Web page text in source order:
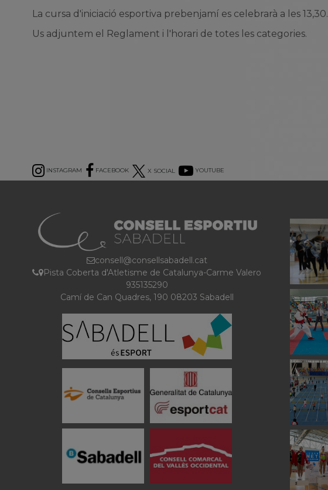
La cursa d'iniciació esportiva prebenjamí es celebrarà a les 13,30.
Us adjuntem el Reglament i l'horari de totes les categories.
INSTAGRAM FACEBOOK X SOCIAL YOUTUBE
consell@consellsabadell.cat
Pista Coberta d'Atletisme de Catalunya-Carme Valero
935135290
Camí de Can Quadres, 190 08203 Sabadell